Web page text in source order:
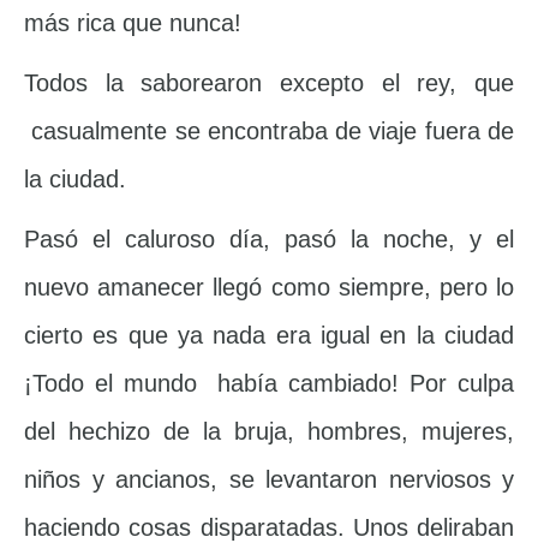
más rica que nunca!
Todos la saborearon excepto el rey, que
casualmente se encontraba de viaje fuera de
la ciudad.
Pasó el caluroso día, pasó la noche, y el
nuevo amanecer llegó como siempre, pero lo
cierto es que ya nada era igual en la ciudad
¡Todo el mundo había cambiado! Por culpa
del hechizo de la bruja, hombres, mujeres,
niños y ancianos, se levantaron nerviosos y
haciendo cosas disparatadas. Unos deliraban